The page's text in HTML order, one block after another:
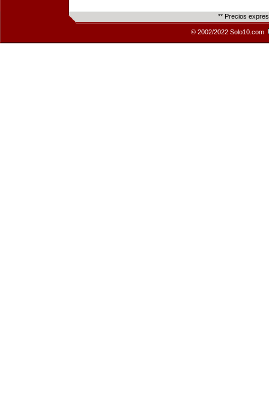
** Precios
© 2002/2022 Solo10.com